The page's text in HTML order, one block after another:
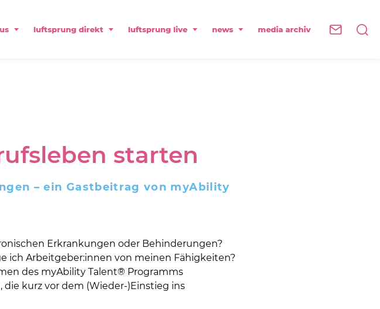
luftsprung direkt luftsprung live news media archiv
starten
– ein Gastbeitrag von myAbility
Erkrankungen oder Behinderungen?
ich Arbeitgeber:innen von meinen Fähigkeiten?
des myAbility Talent® Programms
kurz vor dem (Wieder-)Einstieg ins